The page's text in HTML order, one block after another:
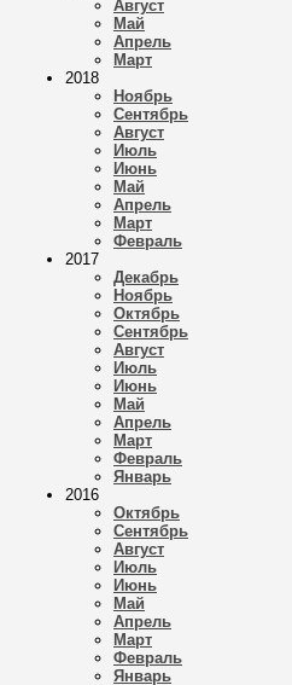
Август
Май
Апрель
Март
2018
Ноябрь
Сентябрь
Август
Июль
Июнь
Май
Апрель
Март
Февраль
2017
Декабрь
Ноябрь
Октябрь
Сентябрь
Август
Июль
Июнь
Май
Апрель
Март
Февраль
Январь
2016
Октябрь
Сентябрь
Август
Июль
Июнь
Май
Апрель
Март
Февраль
Январь